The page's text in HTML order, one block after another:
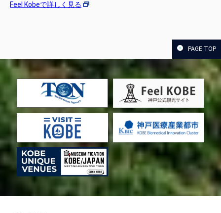
Feel Kobeで詳しく見る
PAGE TOP